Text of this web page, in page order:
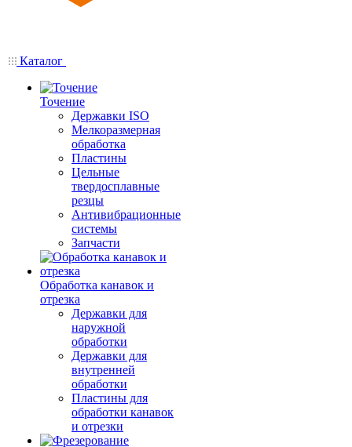
Каталог
Точение
Державки ISO
Мелкоразмерная
обработка
Пластины
Цельные
твердосплавные
резцы
Антивибрационные
системы
Запчасти
Обработка канавок и
отрезка
Державки для
наружной
обработки
Державки для
внутренней
обработки
Пластины для
обработки канавок
и отрезки